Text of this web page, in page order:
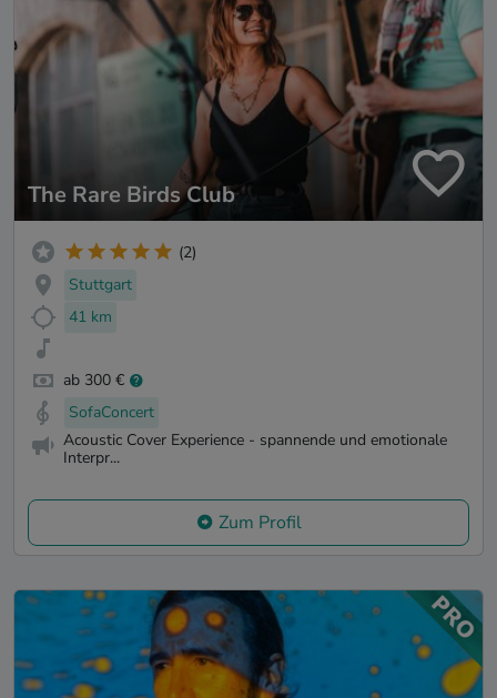
The Rare Birds Club
(2)
Stuttgart
41 km
ab 300 €
SofaConcert
Acoustic Cover Experience - spannende und emotionale
Interpr...
Zum Profil